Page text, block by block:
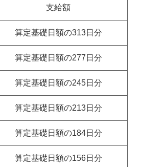
支給額
算定基礎日額の313日分
算定基礎日額の277日分
算定基礎日額の245日分
算定基礎日額の213日分
算定基礎日額の184日分
算定基礎日額の156日分